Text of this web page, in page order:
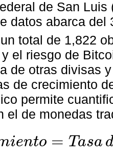
de San
datos abarca del
total de 1,822
el riesgo de
de otras divisas
de crecimiento
permite
el de monedas
iento = Tasa
decambio= TCt tct- 1)TCt -1*